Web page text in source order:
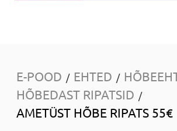
E-POOD / EHTED /
HÕBEDAST RIPATSID /
AMETÜST HÕBE RIPATS 55€